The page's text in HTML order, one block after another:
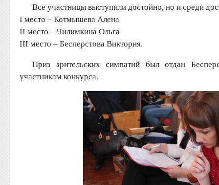
Все участницы выступили достойно, но и среди
I место – Котмышева Алена
II место – Чилимкина Ольга
III место – Бесперстова Виктория.
Приз зрительских симпатий был отдан
участникам конкурса.